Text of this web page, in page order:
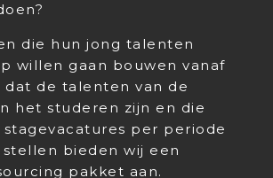
die hun jong talenten
willen gaan bouwen vanaf
de talenten van de
het studeren zijn en die
stagevacatures per periode
bieden wij een
pakket aan.